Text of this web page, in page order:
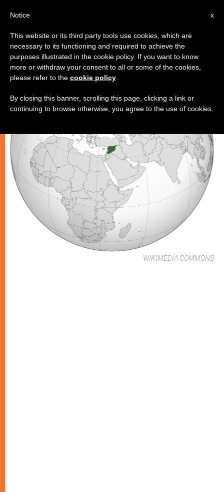
CHIESE LOCALI
WIKIMEDIA COMMONS
x
Notice
This website or its third party tools use cookies, which are
necessary to its functioning and required to achieve the
purposes illustrated in the cookie policy. If you want to know
more or withdraw your consent to all or some of the cookies,
please refer to the cookie policy
By closing this banner, scrolling this page, clicking a link or
continuing to browse otherwise, you agree to the use of cookies.